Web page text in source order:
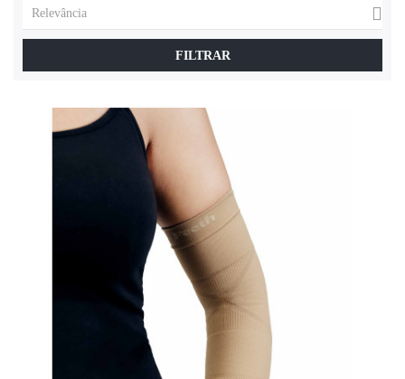
Relevância 
FILTRAR